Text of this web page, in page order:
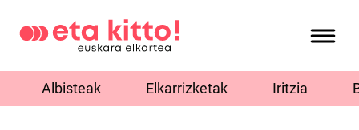
Albisteak Elkarrizketak Iritzia